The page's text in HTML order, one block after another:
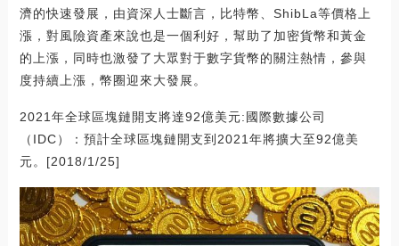
濟的快速發展，由資深人士斷言，比特幣、ShibLa等價格上
漲，對風險資產來說也是一個利好，幫助了加密貨幣和黃金
的上漲，同時也激發了大眾對于數字貨幣的關注熱情，參與
度持續上漲，幣圈迎來大發展。
2021年全球區塊鏈開支將達92億美元:國際數據公司
（IDC）：預計全球區塊鏈開支到2021年將擴大至92億美
元。[2018/1/25]